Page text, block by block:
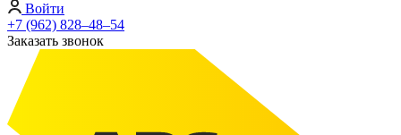
Войти
+7 (962) 828‒48‒54
Заказать звонок